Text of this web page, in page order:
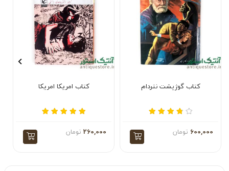
کتاب گوژپشت نتردام
600,000 تومان
کتاب امریکا امریکا
260,000 تومان